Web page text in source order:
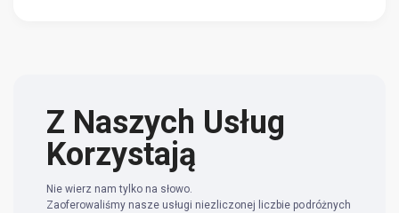
Z Naszych Usług
Korzystają
Nie wierz nam tylko na słowo.
Zaoferowaliśmy nasze usługi niezliczonej liczbie podróżnych